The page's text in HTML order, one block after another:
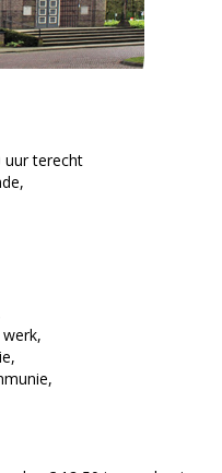
uur terecht